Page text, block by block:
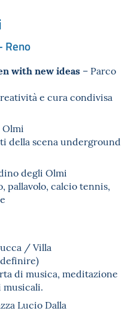
Reno
with new ideas – Parco
e cura condivisa
della scena underground
degli Olmi
pallavolo, calcio tennis,
/ Villa
di musica, meditazione
Lucio Dalla